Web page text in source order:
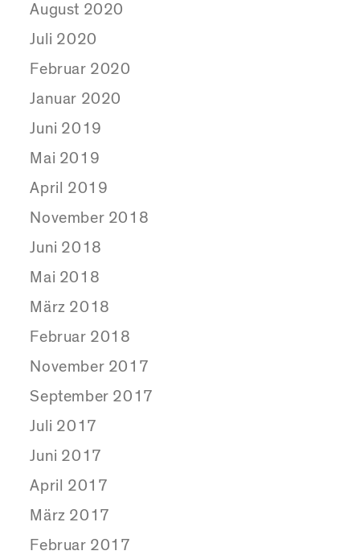
August 2020
Juli 2020
Februar 2020
Januar 2020
Juni 2019
Mai 2019
April 2019
November 2018
Juni 2018
Mai 2018
März 2018
Februar 2018
November 2017
September 2017
Juli 2017
Juni 2017
April 2017
März 2017
Februar 2017